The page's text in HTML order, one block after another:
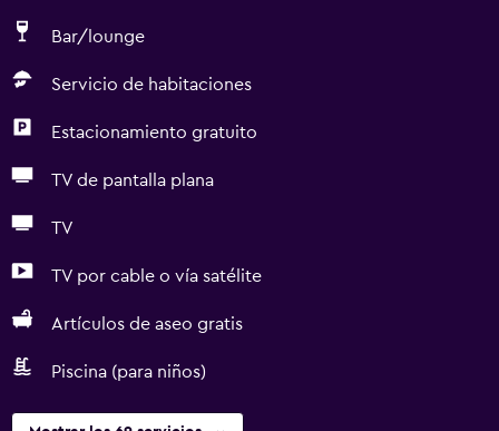
Bar/lounge
Servicio de habitaciones
Estacionamiento gratuito
TV de pantalla plana
TV
TV por cable o vía satélite
Artículos de aseo gratis
Piscina (para niños)